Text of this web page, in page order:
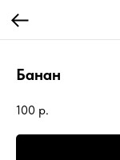
Банан
100 р.